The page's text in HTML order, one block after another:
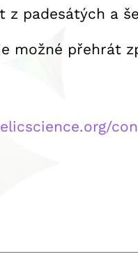
padesátých a
možné přehrát